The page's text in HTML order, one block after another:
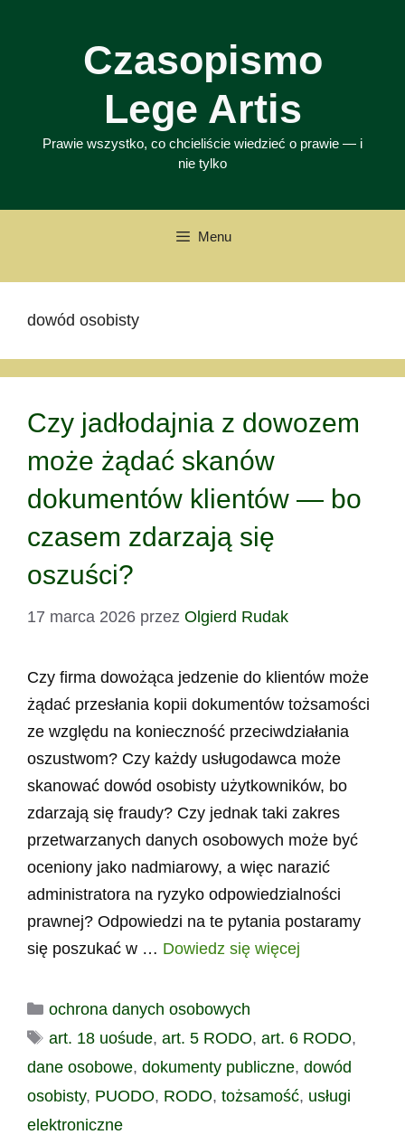
Czasopismo
Lege Artis
Prawie wszystko, co chcieliście wiedzieć o prawie — i
nie tylko
Menu
dowód osobisty
Czy jadłodajnia z dowozem
może żądać skanów
dokumentów klientów — bo
czasem zdarzają się
oszuści?
17 marca 2026 przez Olgierd Rudak
Czy firma dowożąca jedzenie do klientów może
żądać przesłania kopii dokumentów tożsamości
ze względu na konieczność przeciwdziałania
oszustwom? Czy każdy usługodawca może
skanować dowód osobisty użytkowników, bo
zdarzają się fraudy? Czy jednak taki zakres
przetwarzanych danych osobowych może być
oceniony jako nadmiarowy, a więc narazić
administratora na ryzyko odpowiedzialności
prawnej? Odpowiedzi na te pytania postaramy
się poszukać w … Dowiedz się więcej
Kategorie
ochrona danych osobowych
Tagi
art. 18 uośude, art. 5 RODO, art. 6 RODO,
dane osobowe, dokumenty publiczne, dowód
osobisty, PUODO, RODO, tożsamość, usługi
elektroniczne